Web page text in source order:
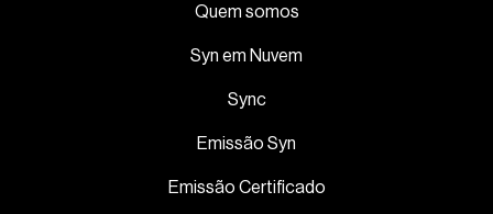
Quem somos
Syn em Nuvem
Sync
Emissão Syn
Emissão Certificado